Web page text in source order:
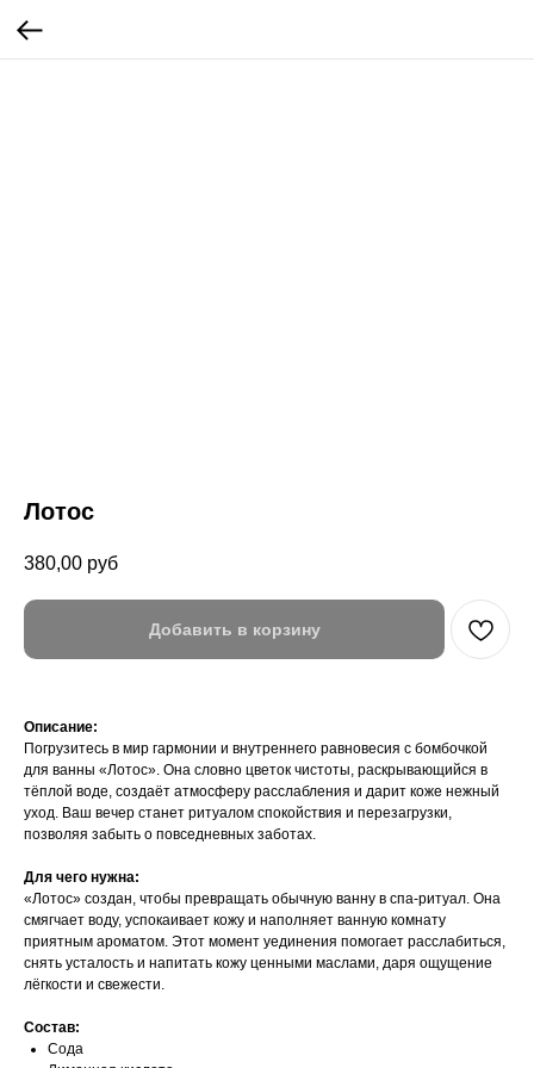
Лотос
380,00 руб
Добавить в корзину
Описание:
Погрузитесь в мир гармонии и внутреннего равновесия с бомбочкой
для ванны «Лотос». Она словно цветок чистоты, раскрывающийся в
тёплой воде, создаёт атмосферу расслабления и дарит коже нежный
уход. Ваш вечер станет ритуалом спокойствия и перезагрузки,
позволяя забыть о повседневных заботах.
Для чего нужна:
«Лотос» создан, чтобы превращать обычную ванну в спа-ритуал. Она
смягчает воду, успокаивает кожу и наполняет ванную комнату
приятным ароматом. Этот момент уединения помогает расслабиться,
снять усталость и напитать кожу ценными маслами, даря ощущение
лёгкости и свежести.
Состав:
Сода